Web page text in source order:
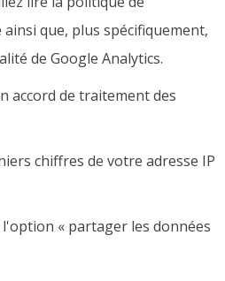
que, plus spécifiquement,
de Google Analytics.
accord de traitement des
chiffres de votre adresse IP
« partager les données